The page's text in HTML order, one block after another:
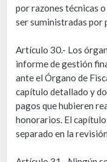
por razones técnicas
ser suministradas por
Artículo 30.- Los
informe de gestión
ante el Órgano de
capítulo detallado y
pagos que hubieren
honorarios. El
separado en la